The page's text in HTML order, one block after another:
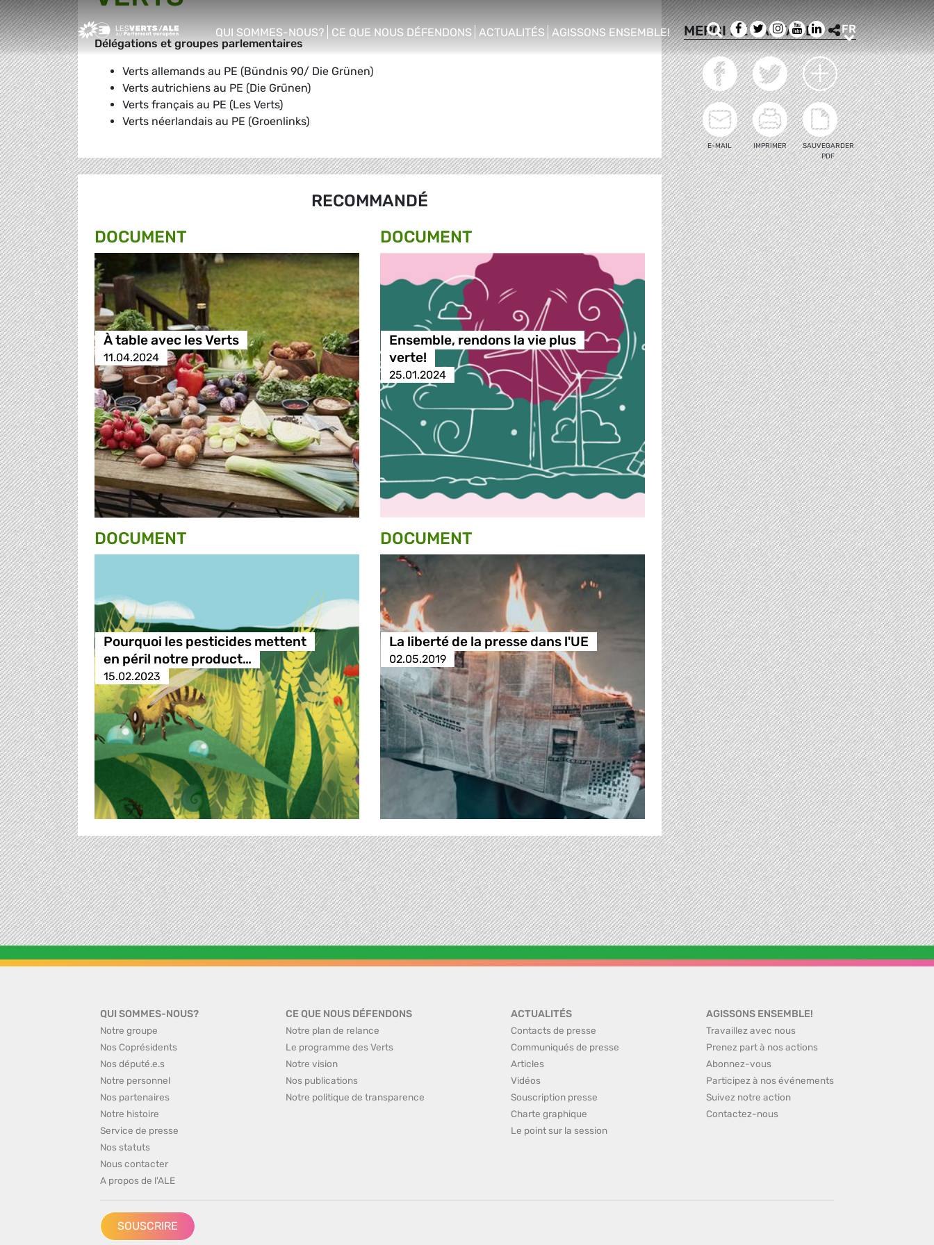
Greens/EFA Home
QUI SOMMES-NOUS?
show/hide sub menu
CE QUE NOUS DÉFENDONS ACTUALITÉS AGISSONS ENSEMBLE!
Rechercher
Facebook
TwitterInstagram
Youtube
LinkedIn
FRFR
Délégations et groupes parlementaires
Verts allemands au PE (Bündnis 90/ Die Grünen)
Verts autrichiens au PE (Die Grünen)
Verts français au PE (Les Verts)
Verts néerlandais au PE (Groenlinks)
RECOMMANDÉ
DOCUMENT
À table avec les Verts
11.04.2024
DOCUMENT
Ensemble, rendons la vie plus
verte!
25.01.2024
DOCUMENT
Pourquoi les pesticides mettent
en péril notre product…
15.02.2023
DOCUMENT
La liberté de la presse dans l'UE
02.05.2019
MERCI DE PARTAGER
E-MAIL IMPRIMER
SAUVEGARDER
PDF
QUI SOMMES-NOUS?
Notre groupe
Nos Coprésidents
Nos député.e.s
Notre personnel
Nos partenaires
Notre histoire
Service de presse
Nos statuts
Nous contacter
A propos de l'ALE
CE QUE NOUS DÉFENDONS
Notre plan de relance
Le programme des Verts
Notre vision
Nos publications
Notre politique de transparence
ACTUALITÉS
Contacts de presse
Communiqués de presse
Articles
Vidéos
Souscription presse
Charte graphique
Le point sur la session
AGISSONS ENSEMBLE!
Travaillez avec nous
Prenez part à nos actions
Abonnez-vous
Participez à nos événements
Suivez notre action
Contactez-nous
SOUSCRIRE